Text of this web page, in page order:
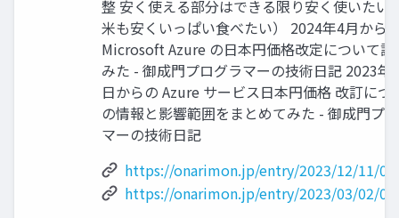
整 安く使える部分はできる限り安く使いたい
米も安くいっぱい食べたい） 2024年4月から
Microsoft Azure の日本円価格改定について調
みた - 御成門プログラマーの技術日記 2023年
日からの Azure サービス日本円価格 改訂につ
の情報と影響範囲をまとめてみた - 御成門プ
マーの技術日記
https://onarimon.jp/entry/2023/12/11/
https://onarimon.jp/entry/2023/03/02/